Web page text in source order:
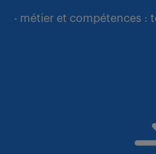
- métier et compétences :